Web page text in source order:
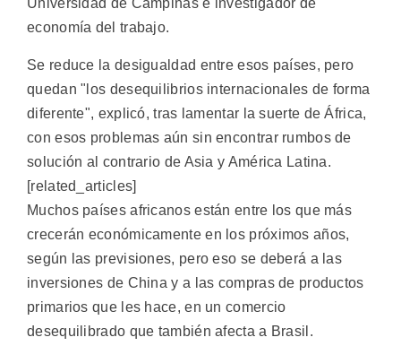
Universidad de Campinas e investigador de
economía del trabajo.
Se reduce la desigualdad entre esos países, pero
quedan "los desequilibrios internacionales de forma
diferente", explicó, tras lamentar la suerte de África,
con esos problemas aún sin encontrar rumbos de
solución al contrario de Asia y América Latina.
[related_articles]
Muchos países africanos están entre los que más
crecerán económicamente en los próximos años,
según las previsiones, pero eso se deberá a las
inversiones de China y a las compras de productos
primarios que les hace, en un comercio
desequilibrado que también afecta a Brasil.